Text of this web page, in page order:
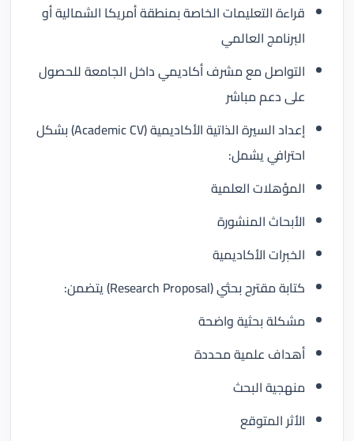
قراءة التعليمات الخاصة بمنطقة أمريكا الشمالية أو
البرنامج العالمي
التواصل مع مشرف أكاديمي داخل الجامعة للحصول
على دعم مباشر
إعداد السيرة الذاتية الأكاديمية (Academic CV) بشكل
احترافي يشمل:
المؤهلات العلمية
الأبحاث المنشورة
الخبرات الأكاديمية
كتابة مقترح بحثي (Research Proposal) يتضمن:
مشكلة بحثية واضحة
أهداف علمية محددة
منهجية البحث
الأثر المتوقع